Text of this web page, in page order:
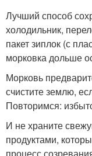
Лучший способ
холодильник,
пакет зиплок (с
морковка дольше
Морковь
счистите землю,
Повторимся:
И не храните
продуктами,